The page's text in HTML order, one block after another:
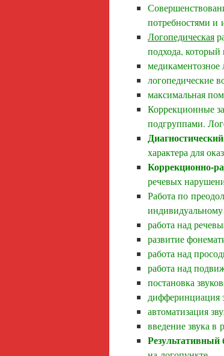
потребностями и
Логопедическая
подхода,
логопедические
максимальная
Коррекционные
подгруппами.
характера для
Коррекционно-
речевых
Работа по
работа над
развитие
работа над
работа над
постановка
дифферинциация
автоматизация
введение звука в
Результативный